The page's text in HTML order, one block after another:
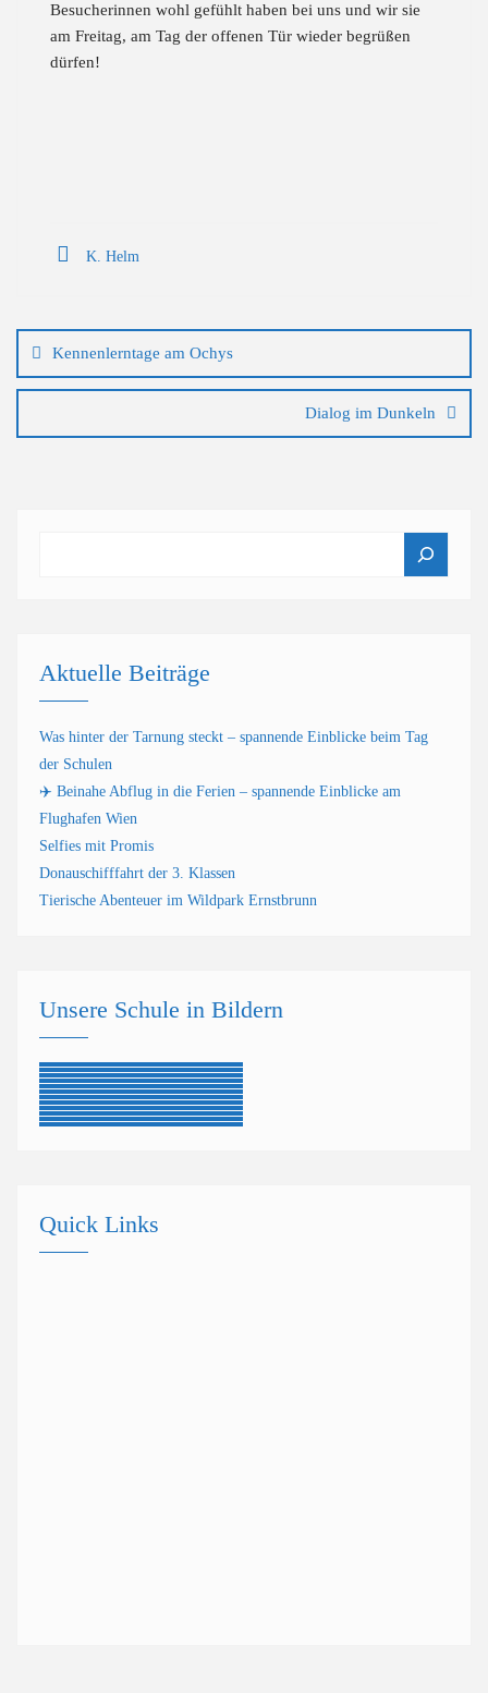
Besucherinnen wohl gefühlt haben bei uns und wir sie
am Freitag, am Tag der offenen Tür wieder begrüßen
dürfen!
K. Helm
Kennenlerntage am Ochys
Dialog im Dunkeln
Aktuelle Beiträge
Was hinter der Tarnung steckt – spannende Einblicke beim Tag
der Schulen
✈️ Beinahe Abflug in die Ferien – spannende Einblicke am
Flughafen Wien
Selfies mit Promis
Donauschifffahrt der 3. Klassen
Tierische Abenteuer im Wildpark Ernstbrunn
Unsere Schule in Bildern
Quick Links